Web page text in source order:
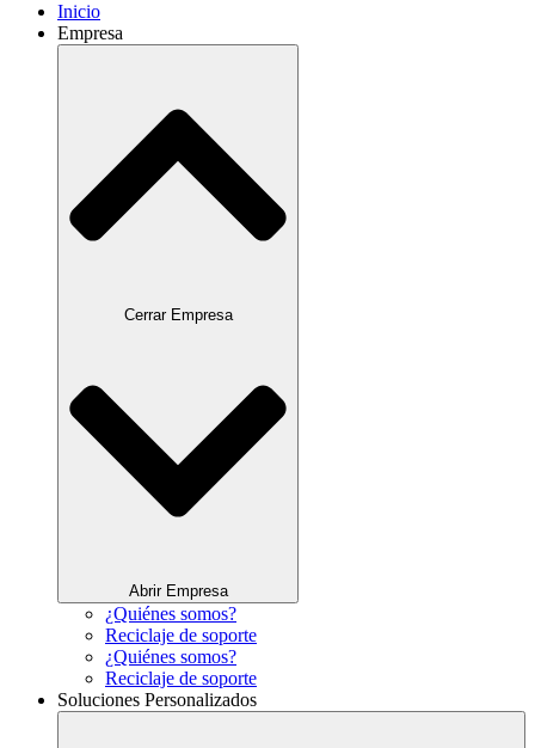
Inicio
Empresa
Cerrar Empresa
Abrir Empresa
¿Quiénes somos?
Reciclaje de soporte
¿Quiénes somos?
Reciclaje de soporte
Soluciones Personalizados